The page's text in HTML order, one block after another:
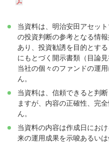
当資料は、明治安田アセッ
の投資判断の参考となる情
あり、投資勧誘を目的とす
にもとづく開示書類（目論
当社の個々のファンドの運
ん。
当資料は、信頼できると判
ますが、内容の正確性、完
ん。
当資料の内容は作成日にお
来の運用成果を示唆あるい